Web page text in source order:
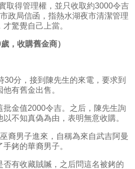
取得管理權，並只收取約3000令吉
政局信函，指熱水湖夜市清潔管理
驚覺自己上當。
，收購舊金商）
30分，接到陳先生的來電，要求到
有舊金出售。
金值2000令吉。之后，陳先生詢
不知真偽為由，表明無意收購。
裔男子進來，自稱為來自武吉阿曼
銬的華裔男子。
有收藏賊贓，之后問這名被銬的